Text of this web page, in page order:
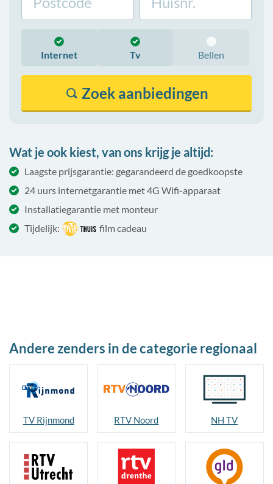
Internet Tv Bellen
Zoek aanbiedingen
Wat je ook kiest, van ons krijg je altijd:
Laagste prijsgarantie: gegarandeerd de goedkoopste
24 uurs internetgarantie met 4G Wifi-apparaat
Installatiegarantie met monteur
Tijdelijk:
film cadeau
Andere zenders in de categorie regionaal
TV Rijnmond RTV Noord NH TV